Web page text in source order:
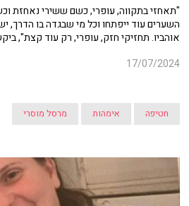
"תאחזי בתקווה, עופרי, כשם ששירי נאחזת
השערים עוד ייפתחו וכל מי שבגדה בו הדרך,
אוהביו. תחזיקי חזק, עופרי, רק עוד קצת",
17/07/2024
חטיפה אימהות מרסל מוסרי